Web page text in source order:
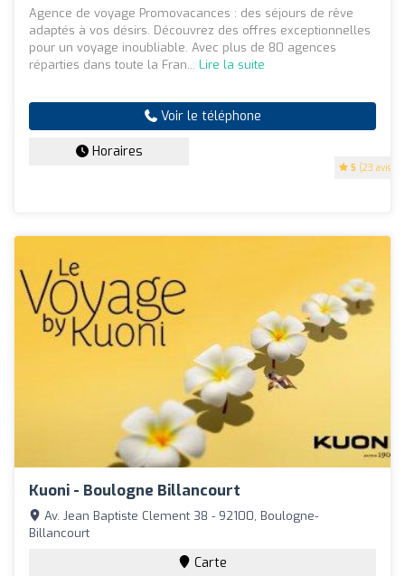
5 (23 avis)
Agence de voyage Promovacances : des séjours de rêve
adaptés à vos désirs. Découvrez des offres exceptionnelles
pour un voyage inoubliable. Avec plus de 80 agences
réparties dans toute la Fran... Lire la suite
Voir le téléphone
Horaires
Kuoni - Boulogne Billancourt
Av. Jean Baptiste Clement 38 - 92100, Boulogne-
Billancourt
Carte